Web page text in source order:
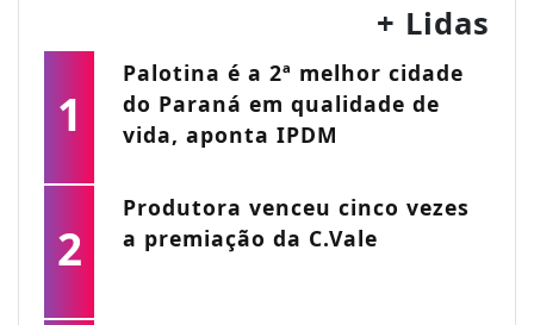
+ Lidas
1
Palotina é a 2ª melhor cidade
do Paraná em qualidade de
vida, aponta IPDM
2
Produtora venceu cinco vezes
a premiação da C.Vale